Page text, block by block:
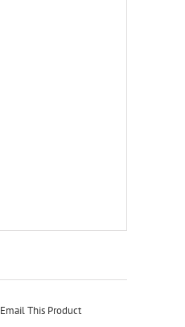
Email This Product